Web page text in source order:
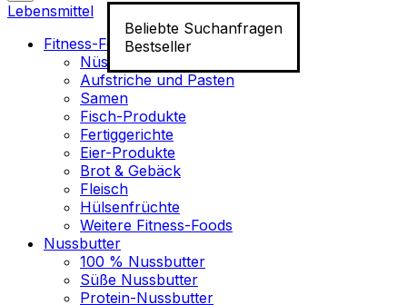
Beliebte Suchanfragen
Bestseller
Lebensmittel
Fitness-Food
Nüsse
Aufstriche und Pasten
Samen
Fisch-Produkte
Fertiggerichte
Eier-Produkte
Brot & Gebäck
Fleisch
Hülsenfrüchte
Weitere Fitness-Foods
Nussbutter
100 % Nussbutter
Süße Nussbutter
Protein-Nussbutter